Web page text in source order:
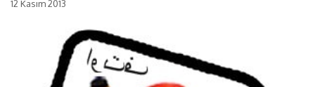
12 Kasım 2013